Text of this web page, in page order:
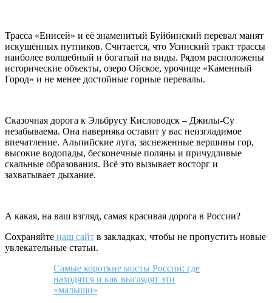
Трасса «Енисей» и её знаменитый Буйбинский перевал манят
искушённых путников. Считается, что Усинский тракт трассы
наиболее волшебный и богатый на виды. Рядом расположены
исторические объекты, озеро Ойское, урочище «Каменный
Город» и не менее достойные горные перевалы.
Сказочная дорога к Эльбрусу Кисловодск – Джилы-Су
незабываема. Она наверняка оставит у вас неизгладимое
впечатление. Альпийские луга, заснеженные вершины гор,
высокие водопады, бесконечные поляны и причудливые
скальные образования. Всё это вызывает восторг и
захватывает дыхание.
А какая, на ваш взгляд, самая красивая дорога в России?
Сохраняйте наш сайт в закладках, чтобы не пропустить новые
увлекательные статьи.
Самые короткие мосты России: где
находятся и как выглядят эти
«малыши»